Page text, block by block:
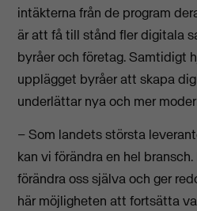
intäkterna från de program
är att få till stånd fler digitala
byråer och företag. Samtidigt
upplägget byråer att skapa
underlättar nya och mer
– Som landets största
kan vi förändra en hel
förändra oss själva och ger
här möjligheten att fortsätta